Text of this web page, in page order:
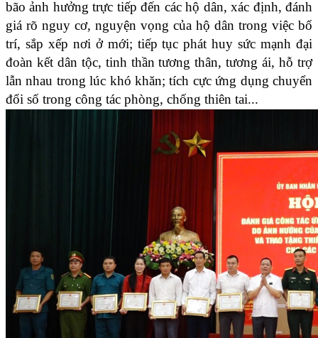
bão ảnh hưởng trực tiếp đến các hộ dân, xác định, đánh
giá rõ nguy cơ, nguyện vọng của hộ dân trong việc bố
trí, sắp xếp nơi ở mới; tiếp tục phát huy sức mạnh đại
đoàn kết dân tộc, tinh thần tương thân, tương ái, hỗ trợ
lẫn nhau trong lúc khó khăn; tích cực ứng dụng chuyển
đổi số trong công tác phòng, chống thiên tai...